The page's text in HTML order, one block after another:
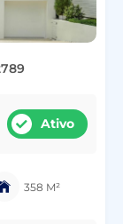
Ativo
358 M²